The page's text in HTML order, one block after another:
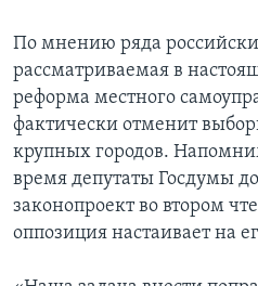
По мнению ряда
рассматриваемая в
реформа местного
фактически отменит
крупных городов.
время депутаты Госдумы
законопроект во втором
оппозиция настаивает на